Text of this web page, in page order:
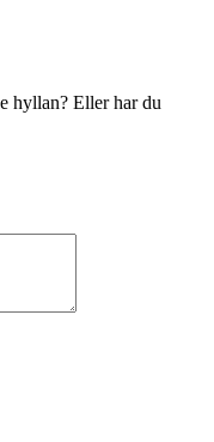
hyllan? Eller har du